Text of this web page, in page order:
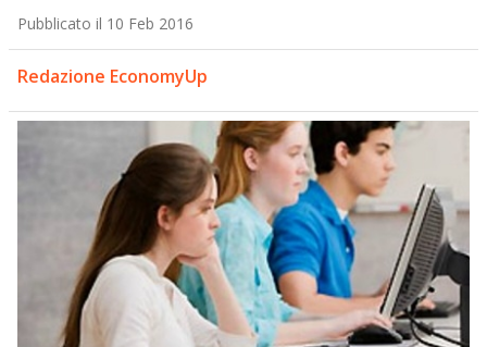
Pubblicato il 10 Feb 2016
Redazione EconomyUp